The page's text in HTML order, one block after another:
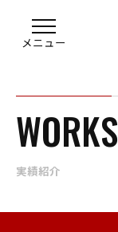
WORKS
実績紹介